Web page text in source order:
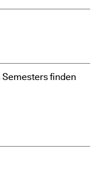
finden